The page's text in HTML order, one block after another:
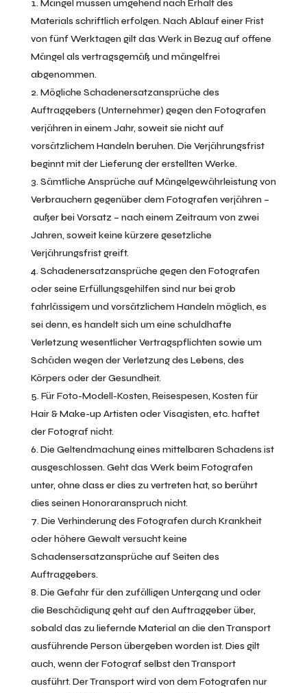
Mängel müssen umgehend nach Erhalt des
Materials schriftlich erfolgen. Nach Ablauf einer Frist
von fünf Werktagen gilt das Werk in Bezug auf offene
Mängel als vertragsgemäß und mängelfrei
abgenommen.
Mögliche Schadenersatzansprüche des
Auftraggebers (Unternehmer) gegen den Fotografen
verjähren in einem Jahr, soweit sie nicht auf
vorsätzlichem Handeln beruhen. Die Verjährungsfrist
beginnt mit der Lieferung der erstellten Werke.
Sämtliche Ansprüche auf Mängelgewährleistung von
Verbrauchern gegenüber dem Fotografen verjähren –
außer bei Vorsatz – nach einem Zeitraum von zwei
Jahren, soweit keine kürzere gesetzliche
Verjährungsfrist greift.
Schadenersatzansprüche gegen den Fotografen
oder seine Erfüllungsgehilfen sind nur bei grob
fahrlässigem und vorsätzlichem Handeln möglich, es
sei denn, es handelt sich um eine schuldhafte
Verletzung wesentlicher Vertragspflichten sowie um
Schäden wegen der Verletzung des Lebens, des
Körpers oder der Gesundheit.
Für Foto-Modell-Kosten, Reisespesen, Kosten für
Hair & Make-up Artisten oder Visagisten, etc. haftet
der Fotograf nicht.
Die Geltendmachung eines mittelbaren Schadens ist
ausgeschlossen. Geht das Werk beim Fotografen
unter, ohne dass er dies zu vertreten hat, so berührt
dies seinen Honoraranspruch nicht.
Die Verhinderung des Fotografen durch Krankheit
oder höhere Gewalt versucht keine
Schadensersatzansprüche auf Seiten des
Auftraggebers.
Die Gefahr für den zufälligen Untergang und oder
die Beschädigung geht auf den Auftraggeber über,
sobald das zu liefernde Material an die den Transport
ausführende Person übergeben worden ist. Dies gilt
auch, wenn der Fotograf selbst den Transport
ausführt. Der Transport wird von dem Fotografen nur